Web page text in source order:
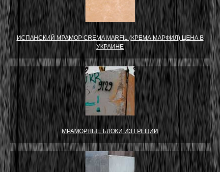
ИСПАНСКИЙ МРАМОР CREMA MARFIL (КРЕМА МАРФИЛ) ЦЕНА В
УКРАИНЕ
МРАМОРНЫЕ БЛОКИ ИЗ ГРЕЦИИ